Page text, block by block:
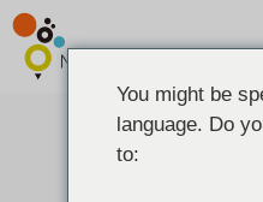
[锤制手
You might be
language. Do
to: